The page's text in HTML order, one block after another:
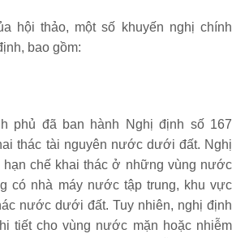
hội thảo, một số khuyến nghị chính
bao gồm:
phủ đã ban hành Nghị định số 167
thác tài nguyên nước dưới đất. Nghị
hạn chế khai thác ở những vùng nước
có nhà máy nước tập trung, khu vực
nước dưới đất. Tuy nhiên, nghị định
tiết cho vùng nước mặn hoặc nhiễm